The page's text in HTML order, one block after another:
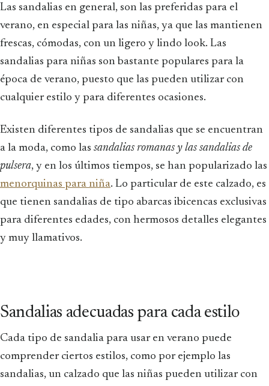
Las sandalias en general, son las preferidas para el
verano, en especial para las niñas, ya que las mantienen
frescas, cómodas, con un ligero y lindo look. Las
sandalias para niñas son bastante populares para la
época de verano, puesto que las pueden utilizar con
cualquier estilo y para diferentes ocasiones.
Existen diferentes tipos de sandalias que se encuentran
a la moda, como las sandalias romanas y las sandalias de
pulsera, y en los últimos tiempos, se han popularizado las
menorquinas para niña. Lo particular de este calzado, es
que tienen sandalias de tipo abarcas ibicencas exclusivas
para diferentes edades, con hermosos detalles elegantes
y muy llamativos.
Sandalias adecuadas para cada estilo
Cada tipo de sandalia para usar en verano puede
comprender ciertos estilos, como por ejemplo las
sandalias, un calzado que las niñas pueden utilizar con